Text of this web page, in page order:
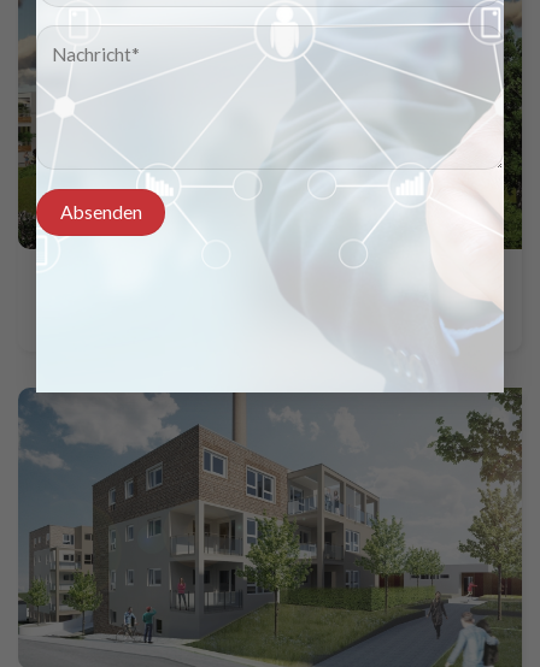
Neubau Mehrfamilienhäuser mit Tiefgaragen